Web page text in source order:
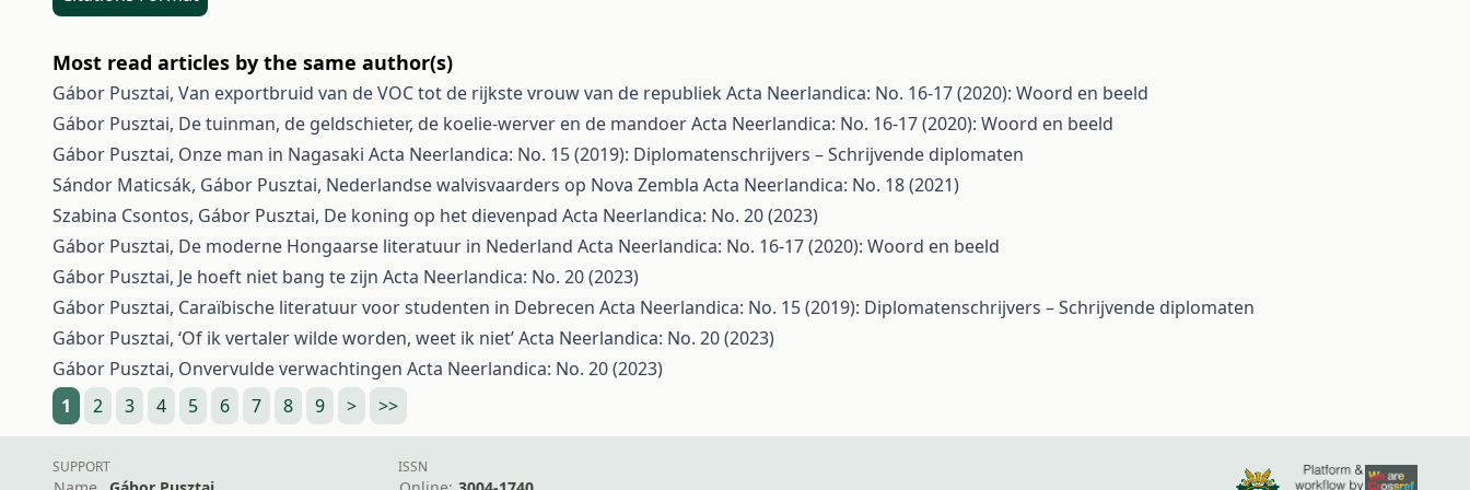
Most read articles by the same author(s)
Gábor Pusztai, Van exportbruid van de VOC tot de rijkste vrouw van de republiek Acta Neerlandica: No. 16-17 (2020): Woord en beeld
Gábor Pusztai, De tuinman, de geldschieter, de koelie-werver en de mandoerActa Neerlandica: No. 16-17 (2020): Woord en beeld
Gábor Pusztai, Onze man in Nagasaki Acta Neerlandica: No. 15 (2019): Diplomatenschrijvers – Schrijvende diplomaten
Sándor Maticsák, Gábor Pusztai, Nederlandse walvisvaarders op Nova Zembla Acta Neerlandica: No. 18 (2021)
Szabina Csontos, Gábor Pusztai, De koning op het dievenpad Acta Neerlandica: No. 20 (2023)
Gábor Pusztai, De moderne Hongaarse literatuur in Nederland Acta Neerlandica: No. 16-17 (2020): Woord en beeld
Gábor Pusztai, Je hoeft niet bang te zijn Acta Neerlandica: No. 20 (2023)
Gábor Pusztai, Caraïbische literatuur voor studenten in Debrecen Acta Neerlandica: No. 15 (2019): Diplomatenschrijvers – Schrijvende diplomaten
Gábor Pusztai, ‘Of ik vertaler wilde worden, weet ik niet’Acta Neerlandica: No. 20 (2023)
Gábor Pusztai, Onvervulde verwachtingen Acta Neerlandica: No. 20 (2023)
1
2 3 4 5 6 7 8 9 > >>
SUPPORT ISSN